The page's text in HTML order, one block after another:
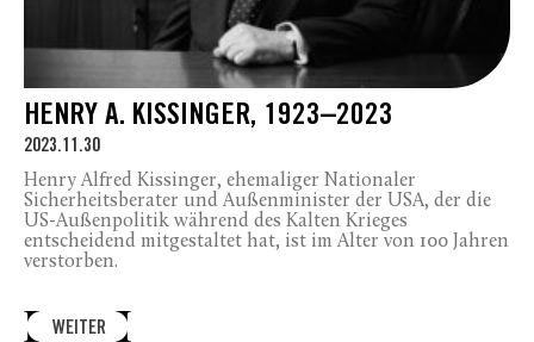
HENRY A. KISSINGER, 1923–2023
2023.11.30
Henry Alfred Kissinger, ehemaliger Nationaler
Sicherheitsberater und Außenminister der USA, der die
US-Außenpolitik während des Kalten Krieges
entscheidend mitgestaltet hat, ist im Alter von 100 Jahren
verstorben.
WEITER